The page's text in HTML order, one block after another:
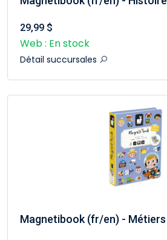
29,99 $
Web : En stock
Détail succursales
Magnetibook (fr/en) - Métiers